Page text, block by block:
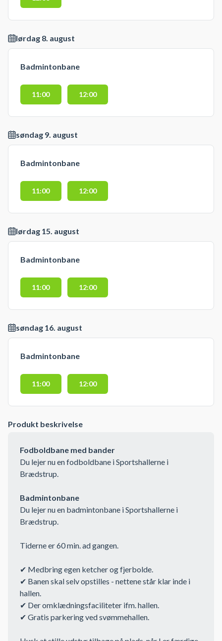
lørdag 8. august
Badmintonbane
11:00 12:00
søndag 9. august
Badmintonbane
11:00 12:00
lørdag 15. august
Badmintonbane
11:00 12:00
søndag 16. august
Badmintonbane
11:00 12:00
Produkt beskrivelse
Fodboldbane med bander
Du lejer nu en fodboldbane i Sportshallerne i
Brædstrup.
Badmintonbane
Du lejer nu en badmintonbane i Sportshallerne i
Brædstrup.
Tiderne er 60 min. ad gangen.
✔ Medbring egen ketcher og fjerbolde.
✔ Banen skal selv opstilles - nettene står klar inde i
hallen.
✔ Der omklædningsfaciliteter ifm. hallen.
✔ Gratis parkering ved svømmehallen.